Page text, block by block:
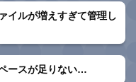
イルが増えすぎて管理し
ースが足りない…